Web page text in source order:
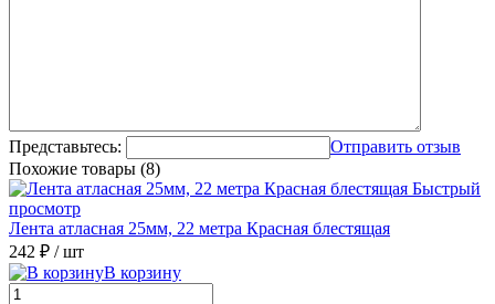
Представьтесь:
Отправить отзыв
Похожие товары (8)
Быстрый
просмотр
Лента атласная 25мм, 22 метра Красная блестящая
242 ₽ / шт
В корзину